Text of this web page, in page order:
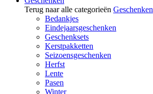
Terug naar alle categorieën Geschenken
Bedankjes
Eindejaarsgeschenken
Geschenksets
Kerstpakketten
Seizoensgeschenken
Herfst
Lente
Pasen
Winter